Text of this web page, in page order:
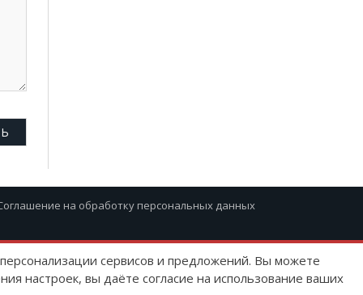
на обработку персональных данных
сервисов и предложений. Вы можете
настроек, вы даёте согласие на использование ваших